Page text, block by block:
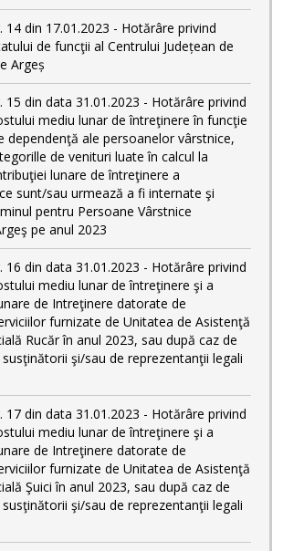
14 din 17.01.2023 - Hotărâre privind
de funcţii al Centrului Județean de
Argeș
15 din data 31.01.2023 - Hotărâre privind
mediu lunar de întreţinere în funcţie
dependenţă ale persoanelor vârstnice,
de venituri luate în calcul la
lunare de întreţinere a
sunt/sau urmează a fi internate şi
pentru Persoane Vârstnice
pe anul 2023
16 din data 31.01.2023 - Hotărâre privind
mediu lunar de întreţinere şi a
de Intreţinere datorate de
furnizate de Unitatea de Asistenţă
Rucăr în anul 2023, sau după caz de
şi/sau de reprezentanţii legali
17 din data 31.01.2023 - Hotărâre privind
mediu lunar de întreţinere şi a
de Intreţinere datorate de
furnizate de Unitatea de Asistenţă
Şuici în anul 2023, sau după caz de
şi/sau de reprezentanţii legali